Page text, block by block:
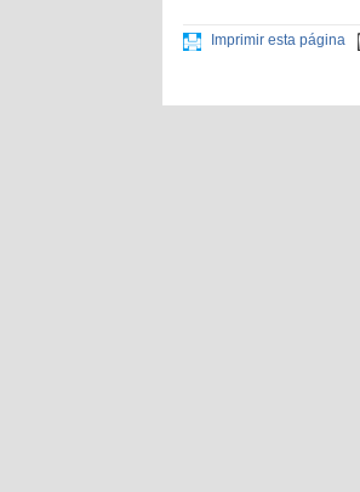
Imprimir esta página